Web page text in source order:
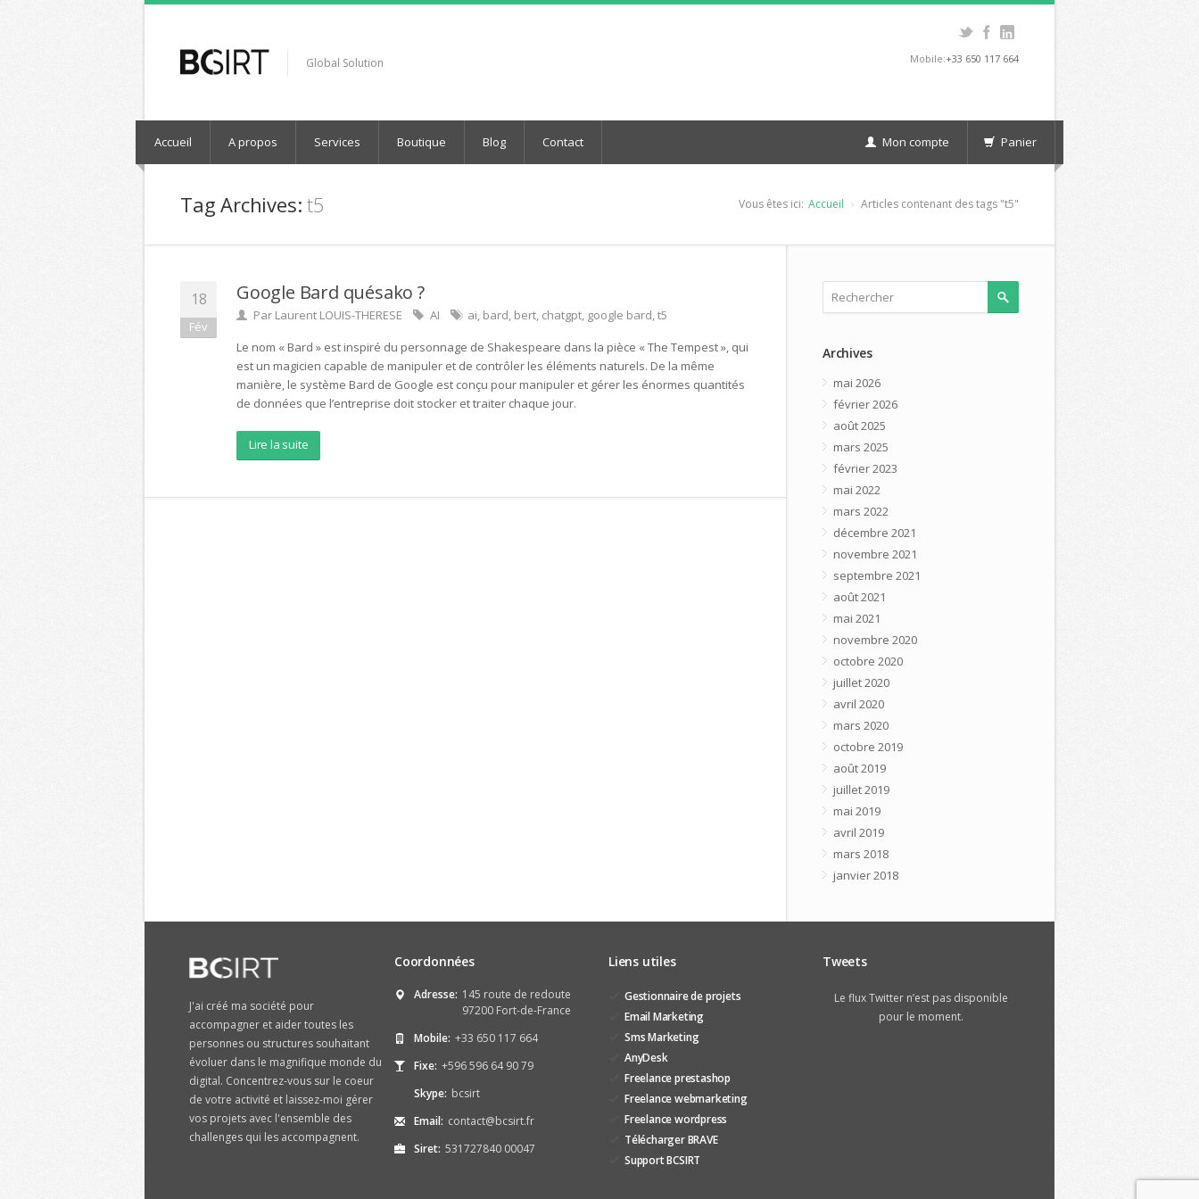
Global Solution Mobile:+33 650 117 664
Accueil A propos Services Boutique Blog Contact Mon compte Panier
Tag Archives:t5 Vous êtes ici: Accueil Articles contenant des tags "t5"
18
Fév
Google Bard quésako ?
Par Laurent LOUIS-THERESE AI ai, bard, bert, chatgpt, google bard,t5
Le nom « Bard » est inspiré du personnage de Shakespeare dans la pièce « The Tempest », qui
est un magicien capable de manipuler et de contrôler les éléments naturels. De la même
manière, le système Bard de Google est conçu pour manipuler et gérer les énormes quantités
de données que l’entreprise doit stocker et traiter chaque jour.
Lire la suite
Archives
mai 2026
février 2026
août 2025
mars 2025
février 2023
mai 2022
mars 2022
décembre 2021
novembre 2021
septembre 2021
août 2021
mai 2021
novembre 2020
octobre 2020
juillet 2020
avril 2020
mars 2020
octobre 2019
août 2019
juillet 2019
mai 2019
avril 2019
mars 2018
janvier 2018
J'ai créé ma société pour
accompagner et aider toutes les
personnes ou structures souhaitant
évoluer dans le magnifique monde du
digital. Concentrez-vous sur le coeur
de votre activité et laissez-moi gérer
vos projets avec l'ensemble des
challenges qui les accompagnent.
Coordonnées
Adresse: 145 route de redoute
97200 Fort-de-France
Mobile: +33 650 117 664
Fixe: +596 596 64 90 79
Skype: bcsirt
Email: contact@bcsirt.fr
Siret: 531727840 00047
Liens utiles
Gestionnaire de projets
Email Marketing
Sms Marketing
AnyDesk
Freelance prestashop
Freelance webmarketing
Freelance wordpress
Télécharger BRAVE
Support BCSIRT
Tweets
Le flux Twitter n’est pas disponible
pour le moment.